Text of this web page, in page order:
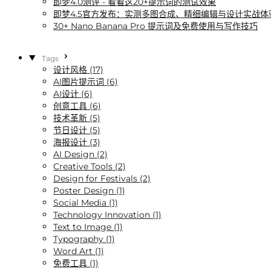
即梦4.5官方发布：实测多图合成、精细编辑与设计实战体
30+ Nano Banana Pro 提示词及免费使用与写作技巧
Tags
设计风格 (17)
AI图片提示词 (6)
AI设计 (6)
创意工具 (6)
技术革新 (5)
节日设计 (5)
海报设计 (3)
AI Design (2)
Creative Tools (2)
Design for Festivals (2)
Poster Design (1)
Social Media (1)
Technology Innovation (1)
Text to Image (1)
Typography (1)
Word Art (1)
免费工具 (1)